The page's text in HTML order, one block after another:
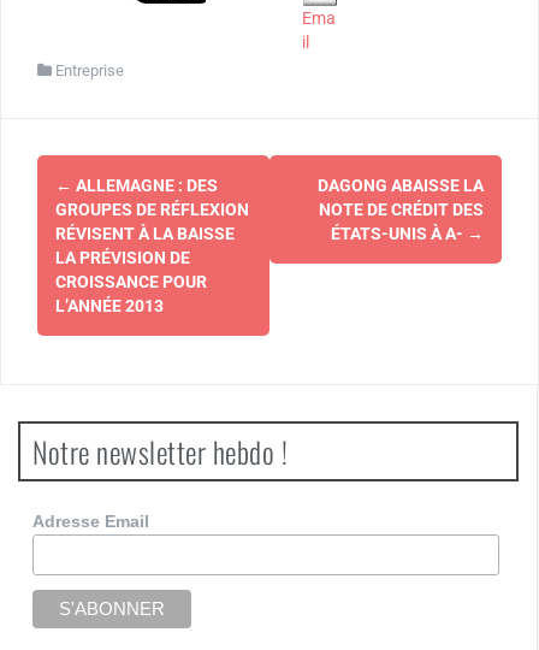
Ema
il
Entreprise
Navigation
d'article
← ALLEMAGNE : DES
GROUPES DE RÉFLEXION
RÉVISENT À LA BAISSE
LA PRÉVISION DE
CROISSANCE POUR
L’ANNÉE 2013
DAGONG ABAISSE LA
NOTE DE CRÉDIT DES
ÉTATS-UNIS À A- →
Notre newsletter hebdo !
Adresse Email